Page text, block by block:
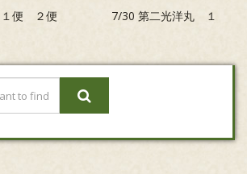
便 ２便
7/30 第二光洋丸 １